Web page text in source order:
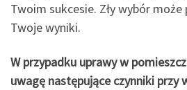
Twoim sukcesie. Zły wybór
Twoje wyniki.
W przypadku uprawy w
uwagę następujące czynniki przy